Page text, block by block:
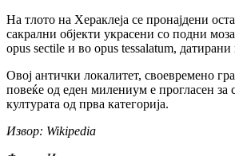
На тлото на Хераклеја се пронајдени
сакрални објекти украсени со подни
opus sectile и во opus tessalatum,
Овој антички локалитет, своевремено
повеќе од еден милениум е прогласен за
културата од прва категорија.
Извор: Wikipedia